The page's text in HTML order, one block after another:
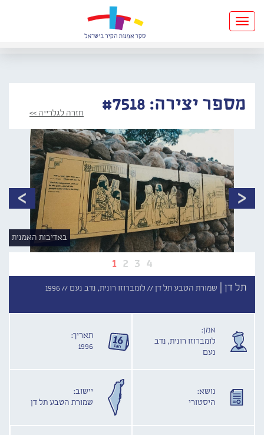
Toggle
navigation
מספר יצירה: #7518 חזרה לגלרייה >>
1 2 3 4
באדיבות האמנית
תל דן | שמורת הטבע תל דן // לומברוזו רונית, נדב נעם //1996
אמן:
לומברוזו רונית, נדב
נעם
תאריך:
1996
נושא:
היסטורי
יישוב:
שמורת הטבע תל דן